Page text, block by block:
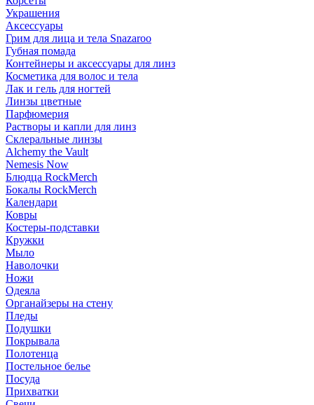
Украшения
Аксессуары
Грим для лица и тела Snazaroo
Губная помада
Контейнеры и аксессуары для линз
Косметика для волос и тела
Лак и гель для ногтей
Линзы цветные
Парфюмерия
Растворы и капли для линз
Склеральные линзы
Alchemy the Vault
Nemesis Now
Блюдца RockMerch
Бокалы RockMerch
Календари
Ковры
Костеры-подставки
Кружки
Мыло
Наволочки
Ножи
Одеяла
Органайзеры на стену
Пледы
Подушки
Покрывала
Полотенца
Постельное белье
Посуда
Прихватки